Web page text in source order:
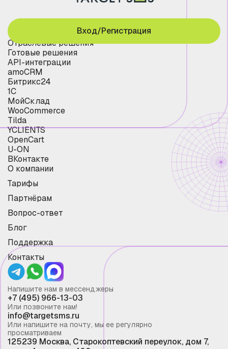
Отраслевые решения
Готовые решения
API-интеграции
amoCRM
Битрикс24
1С
МойСклад
WooCommerce
Tilda
YCLIENTS
OpenCart
U-ON
ВКонтакте
О компании
Тарифы
Партнёрам
Вопрос-ответ
Блог
Поддержка
Контакты
Вход/Регистрация
Напишите нам в мессенджеры
+7 (495) 966-13-03
Или позвоните нам!
info@targetsms.ru
Или напишите на почту, мы ее регулярно
просматриваем
125239 Москва, Старокоптевский переулок, дом 7,